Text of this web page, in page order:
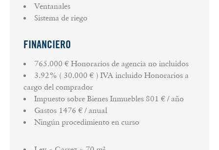
Ventanales
Sistema de riego
FINANCIERO
765.000 € Honorarios de agencia no incluidos
3.92% ( 30.000 € ) IVA incluido Honorarios a
cargo del comprador
Impuesto sobre Bienes Inmuebles 801 € / año
Gastos 1476 € / anual
Ningún procedimiento en curso